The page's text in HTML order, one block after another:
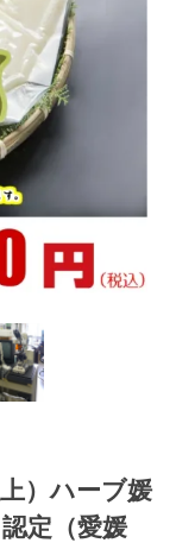
）ハーブ媛
定（愛媛